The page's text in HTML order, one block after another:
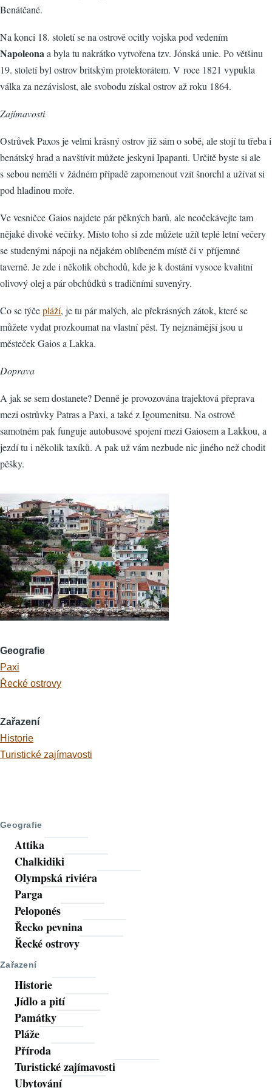
Benátčané.
Na konci 18. století se na ostrově ocitly vojska pod vedením
Napoleonaa byla tu nakrátko vytvořena tzv. Jónská unie. Po většinu
19. století byl ostrov britským protektorátem. V roce 1821 vypukla
válka za nezávislost, ale svobodu získal ostrov až roku 1864.
Zajímavosti
Ostrůvek Paxos je velmi krásný ostrov již sám o sobě, ale stojí tu třeba i
benátský hrad a navštívit můžete jeskyni Ipapanti. Určitě byste si ale
s sebou neměli v žádném případě zapomenout vzít šnorchl a užívat si
pod hladinou moře.
Ve vesničce Gaios najdete pár pěkných barů, ale neočekávejte tam
nějaké divoké večírky. Místo toho si zde můžete užít teplé letní večery
se studenými nápoji na nějakém oblíbeném místě či v příjemné
taverně. Je zde i několik obchodů, kde je k dostání vysoce kvalitní
olivový olej a pár obchůdků s tradičními suvenýry.
Co se týčepláží, je tu pár malých, ale překrásných zátok, které se
můžete vydat prozkoumat na vlastní pěst. Ty nejznámější jsou u
městeček Gaios a Lakka.
Doprava
A jak se sem dostanete? Denně je provozována trajektová přeprava
mezi ostrůvky Patras a Paxi, a také z Igoumenitsu. Na ostrově
samotném pak funguje autobusové spojení mezi Gaiosem a Lakkou, a
jezdí tu i několik taxíků. A pak už vám nezbude nic jiného než chodit
pěšky.
Geografie
Paxi
Řecké ostrovy
Zařazení
Historie
Turistické zajímavosti
Geografie
Attika
Chalkidiki
Olympská riviéra
Parga
Peloponés
Řecko pevnina
Řecké ostrovy
Zařazení
Historie
Jídlo a pití
Památky
Pláže
Příroda
Turistické zajímavosti
Ubytování